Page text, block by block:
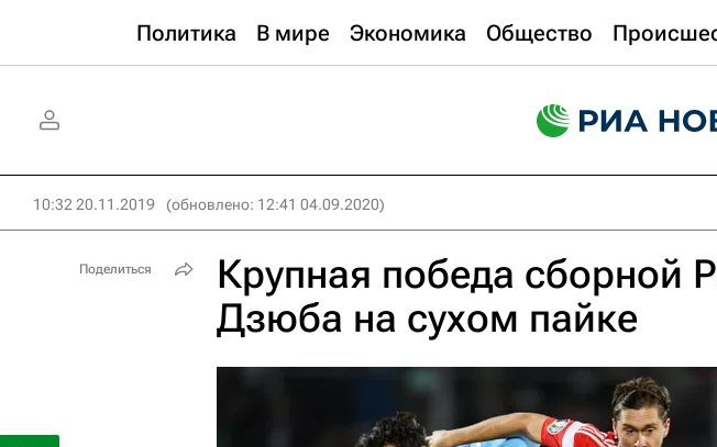
Политика В мире Экономика Общество
10:32 20.11.2019 (обновлено: 12:41 04.09.2020)
Крупная победа сборной
Дзюба на сухом пайке
Поделиться